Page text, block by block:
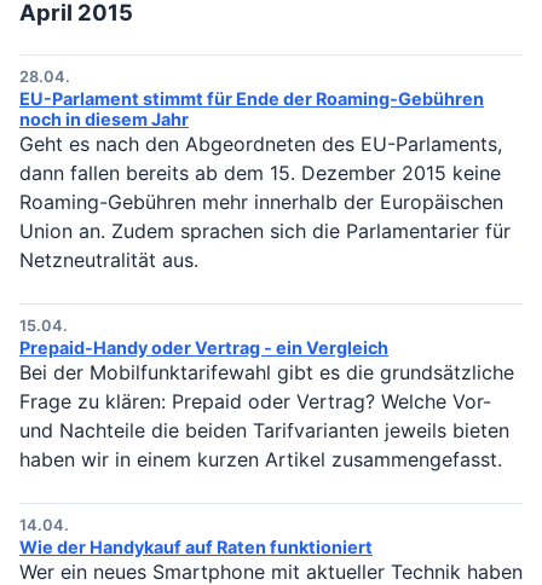
April 2015
28.04.
EU-Parlament stimmt für Ende der Roaming-Gebühren
noch in diesem Jahr
Geht es nach den Abgeordneten des EU-Parlaments,
dann fallen bereits ab dem 15. Dezember 2015 keine
Roaming-Gebühren mehr innerhalb der Europäischen
Union an. Zudem sprachen sich die Parlamentarier für
Netzneutralität aus.
15.04.
Prepaid-Handy oder Vertrag - ein Vergleich
Bei der Mobilfunktarifewahl gibt es die grundsätzliche
Frage zu klären: Prepaid oder Vertrag? Welche Vor-
und Nachteile die beiden Tarifvarianten jeweils bieten
haben wir in einem kurzen Artikel zusammengefasst.
14.04.
Wie der Handykauf auf Raten funktioniert
Wer ein neues Smartphone mit aktueller Technik haben